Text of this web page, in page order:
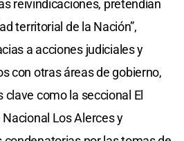
reivindicaciones, pretendían
territorial de la Nación”,
a acciones judiciales y
con otras áreas de gobierno,
como la seccional El
Los Alerces y